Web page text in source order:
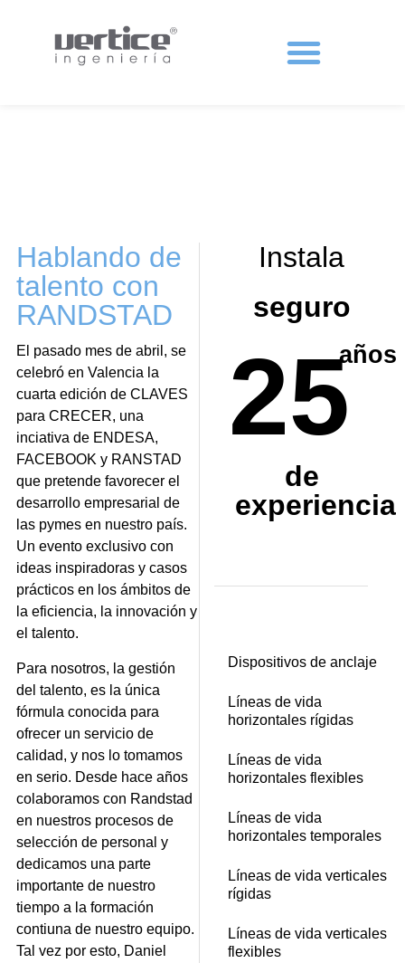
Hablando de
talento con
RANDSTAD
El pasado mes de abril, se
celebró en Valencia la
cuarta edición de CLAVES
para CRECER, una
inciativa de ENDESA,
FACEBOOK y RANSTAD
que pretende favorecer el
desarrollo empresarial de
las pymes en nuestro país.
Un evento exclusivo con
ideas inspiradoras y casos
prácticos en los ámbitos de
la eficiencia, la innovación y
el talento.
Para nosotros, la gestión
del talento, es la única
fórmula conocida para
ofrecer un servicio de
calidad, y nos lo tomamos
en serio. Desde hace años
colaboramos con Randstad
en nuestros procesos de
selección de personal y
dedicamos una parte
importante de nuestro
tiempo a la formación
contiuna de nuestro equipo.
Tal vez por esto, Daniel
Instala
seguro
25años
de
experiencia
Dispositivos de anclaje
Líneas de vida
horizontales rígidas
Líneas de vida
horizontales flexibles
Líneas de vida
horizontales temporales
Líneas de vida verticales
rígidas
Líneas de vida verticales
flexibles